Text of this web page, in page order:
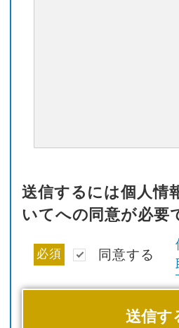
送信するには個人情
いてへの同意が必要
必須 同意する